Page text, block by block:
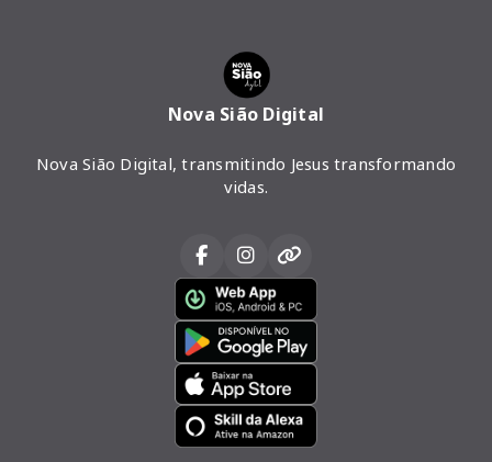
Nova Sião Digital
Nova Sião Digital, transmitindo Jesus transformando
vidas.